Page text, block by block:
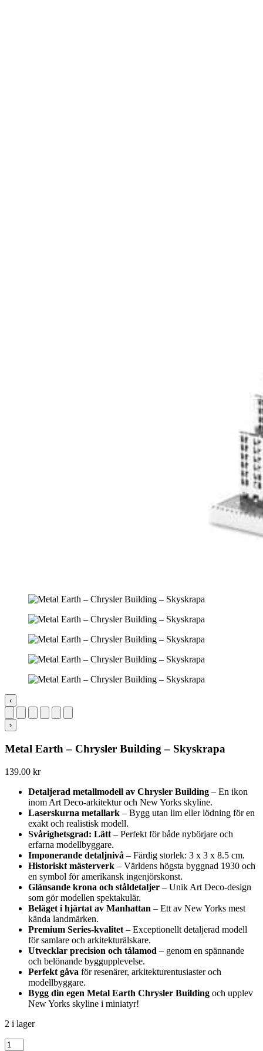
‹
›
Metal Earth – Chrysler Building – Skyskrapa
139.00 kr
Detaljerad metallmodell av Chrysler Building – En ikon
inom Art Deco-arkitektur och New Yorks skyline.
Laserskurna metallark – Bygg utan lim eller lödning för en
exakt och realistisk modell.
Svårighetsgrad: Lätt – Perfekt för både nybörjare och
erfarna modellbyggare.
Imponerande detaljnivå – Färdig storlek: 3 x 3 x 8.5 cm.
Historiskt mästerverk – Världens högsta byggnad 1930 och
en symbol för amerikansk ingenjörskonst.
Glänsande krona och ståldetaljer – Unik Art Deco-design
som gör modellen spektakulär.
Beläget i hjärtat av Manhattan – Ett av New Yorks mest
kända landmärken.
Premium Series-kvalitet – Exceptionellt detaljerad modell
för samlare och arkitekturälskare.
Utvecklar precision och tålamod – genom en spännande
och belönande byggupplevelse.
Perfekt gåva för resenärer, arkitekturentusiaster och
modellbyggare.
Bygg din egen Metal Earth Chrysler Building och upplev
New Yorks skyline i miniatyr!
2 i lager
Metal